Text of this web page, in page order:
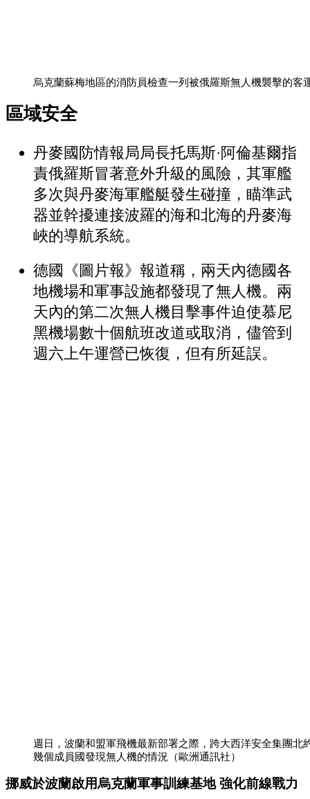
烏克蘭蘇梅地區的消防員檢查一列被俄羅斯無人機襲擊的
區域安全
丹麥國防情報局局長托馬斯·阿倫基爾指
責俄羅斯冒著意外升級的風險，其軍艦
多次與丹麥海軍艦艇發生碰撞，瞄準武
器並幹擾連接波羅的海和北海的丹麥海
峽的導航系統。
德國《圖片報》報道稱，兩天內德國各
地機場和軍事設施都發現了無人機。兩
天內的第二次無人機目擊事件迫使慕尼
黑機場數十個航班改道或取消，儘管到
週六上午運營已恢復，但有所延誤。
週日，波蘭和盟軍飛機最新部署之際，跨大西洋安全集團
幾個成員國發現無人機的情況（歐洲通訊社）
挪威於波蘭啟用烏克蘭軍事訓練基地 強化前線戰力